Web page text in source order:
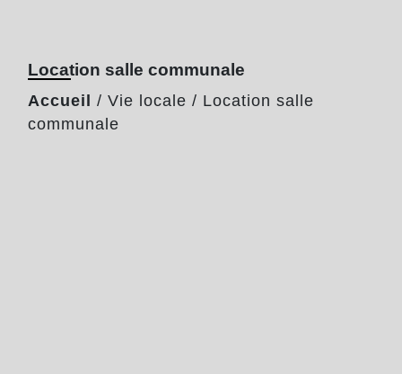
Location salle communale
Accueil / Vie locale / Location salle
communale